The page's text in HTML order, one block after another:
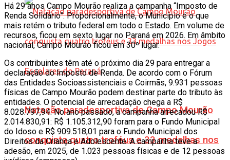
Natação paradesportiva de Campo Mourão
conquista quatro troféus e 33 medalhas nos
Há 29 anos Campo Mourão realiza a campanha “Imposto de
Renda Solidário”. Proporcionalmente, o Município é o que
mais retém o tributo federal em todo o Estado. Em volume de
recursos, ficou em sexto lugar no Paraná em 2026. Em âmbito
nacional, Campo Mourão ficou em 30º lugar.
Os contribuintes têm até o próximo dia 29 para entregar a
declaração do Imposto de Renda. De acordo com o Fórum
das Entidades Socioassistenciais e Coirmãs, 9.931 pessoas
físicas de Campo Mourão podem destinar parte do tributo às
entidades. O potencial de arrecadação chega a R$
8.028.797,94. No ano passado, a campanha arrecadou R$
2.014.830,91: R$ 1.105.312,90 foram para o Fundo Municipal
do Idoso e R$ 909.518,01 para o Fundo Municipal dos
Direitos da Criança e Adolescente. A campanha teve a
adesão, em 2025, de 1.023 pessoas físicas e de 12 pessoas